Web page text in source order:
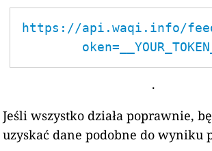
https://api.waqi.info/
.
Jeśli wszystko działa poprawnie,
uzyskać dane podobne do wyniku